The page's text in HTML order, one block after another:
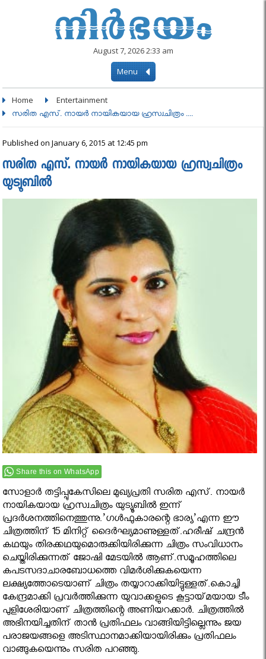
August 7, 2026 2:33 am
Menu
Home Entertainment
സരിത എസ്‌. നായര്‍ നായികയായ ഹ്രസ്വചിത്രം ....
Published on January 6, 2015 at 12:45 pm
സരിത എസ്‌. നായര്‍ നായികയായ ഹ്രസ്വചിത്രം
യുട്യൂബില്‍
Share this on WhatsApp
സോളാര്‍ തട്ടിപ്പുകേസിലെ മുഖ്യപ്രതി സരിത എസ്. നായര്‍
നായികയായ ഹ്രസ്വചിത്രം യുട്യൂബില്‍ ഇന്ന്
പ്രദര്‍ശനത്തിനെത്തുന്നു.’ഗള്‍ഫുകാരന്റെ ഭാര്യ’എന്ന ഈ
ചിത്രത്തിന് 15 മിനിറ്റ് ദൈര്‍ഘ്യമാണുള്ളത്.ഹരീഷ് ചന്ദ്രന്‍
കഥയും തിരക്കഥയുമൊരുക്കിയിരിക്കുന്ന ചിത്രം സംവിധാനം
ചെയ്തിരിക്കുന്നത് ജോഷി മേടയില്‍ ആണ്.സമൂഹത്തിലെ
കപടസദാചാരബോധത്തെ വിമര്‍ശിക്കുകയെന്ന
ലക്ഷ്യത്തോടെയാണ്‌ ചിത്രം തയ്യാറാക്കിയിട്ടുള്ളത്.കൊച്ചി
കേന്ദ്രമാക്കി പ്രവര്‍ത്തിക്കുന്ന യുവാക്കളുടെ കൂട്ടായ്‌മയായ ടീം
പുളിശേരിയാണ്‌ ചിത്രത്തിന്റെ അണിയറക്കാര്‍. ചിത്രത്തില്‍
അഭിനയിച്ചതിന് താൻ പ്രതിഫലം വാങ്ങിയിട്ടില്ലെന്നും ജയ
പരാജയങ്ങളെ അടിസ്ഥാനമാക്കിയായിരിക്കും പ്രതിഫലം
വാങ്ങുകയെന്നും സരിത പറഞ്ഞു.